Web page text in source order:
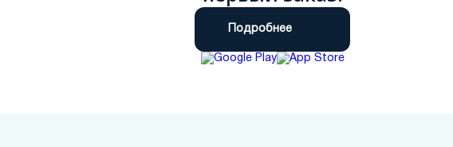
Подробнее